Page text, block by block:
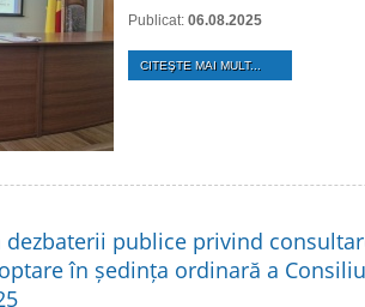
Publicat: 06.08.2025
CITEŞTE MAI MULT...
publice privind
în ședința ordinară a